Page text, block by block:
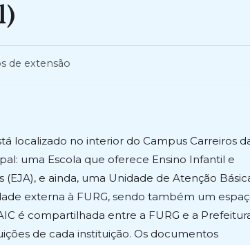
de extensão
localizado no interior do Campus Carreiros
uma Escola que oferece Ensino Infantil e
e ainda, uma Unidade de Atenção
externa à FURG, sendo também um
é compartilhada entre a FURG e a
de cada instituição. Os documentos